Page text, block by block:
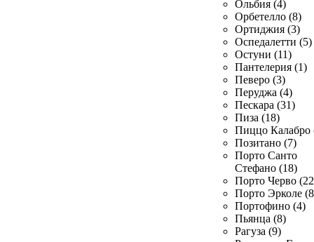
Ольбия (4)
Орбетелло (8)
Ортиджия (3)
Оспедалетти (5)
Остуни (11)
Пантелерия (1)
Певеро (3)
Перуджа (4)
Пескара (31)
Пиза (18)
Пиццо Калабро
Позитано (7)
Порто Санто
Стефано (18)
Порто Черво
Порто Эрколе
Портофино (4)
Пьянца (8)
Рагуза (9)